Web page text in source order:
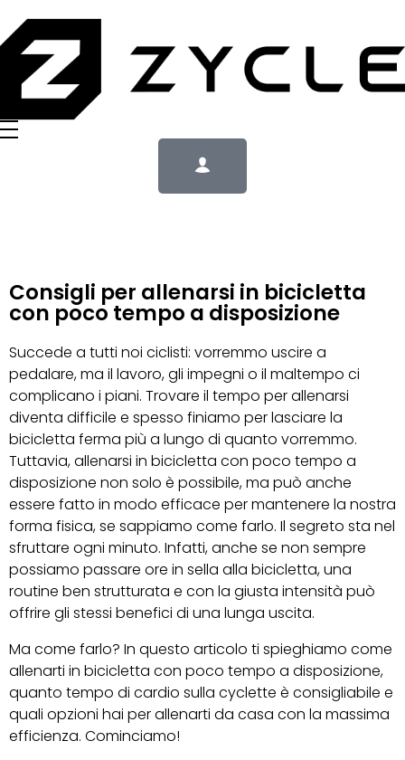
Consigli per allenarsi in bicicletta
con poco tempo a disposizione
Succede a tutti noi ciclisti: vorremmo uscire a
pedalare, ma il lavoro, gli impegni o il maltempo ci
complicano i piani. Trovare il tempo per allenarsi
diventa difficile e spesso finiamo per lasciare la
bicicletta ferma più a lungo di quanto vorremmo.
Tuttavia, allenarsi in bicicletta con poco tempo a
disposizione non solo è possibile, ma può anche
essere fatto in modo efficace per mantenere la nostra
forma fisica, se sappiamo come farlo. Il segreto sta nel
sfruttare ogni minuto. Infatti, anche se non sempre
possiamo passare ore in sella alla bicicletta, una
routine ben strutturata e con la giusta intensità può
offrire gli stessi benefici di una lunga uscita.
Ma come farlo? In questo articolo ti spieghiamo come
allenarti in bicicletta con poco tempo a disposizione,
quanto tempo di cardio sulla cyclette è consigliabile e
quali opzioni hai per allenarti da casa con la massima
efficienza. Cominciamo!